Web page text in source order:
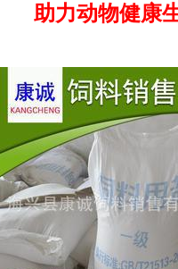
助力动物健康